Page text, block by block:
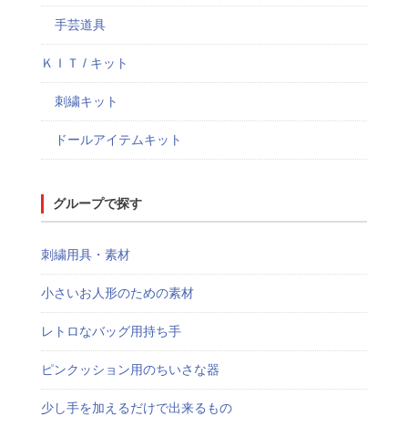
手芸道具
ＫＩＴ / キット
刺繍キット
ドールアイテムキット
グループで探す
刺繍用具・素材
小さいお人形のための素材
レトロなバッグ用持ち手
ピンクッション用のちいさな器
少し手を加えるだけで出来るもの